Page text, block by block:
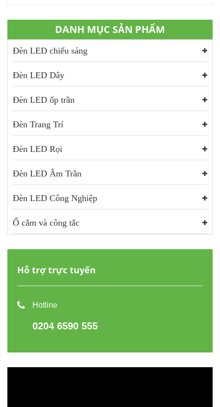
DANH MỤC SẢN PHẨM
Đèn LED chiếu sáng
Đèn LED Dây
Đèn LED ốp trần
Đèn Trang Trí
Đèn LED Rọi
Đèn LED Âm Trần
Đèn LED Công Nghiệp
Ổ cắm và công tắc
Hỗ trợ trực tuyến
Hotline
0204 6590 555